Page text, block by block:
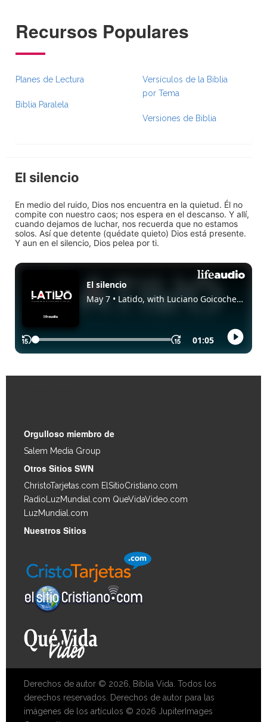
Recursos Populares
Planes de Lectura
Biblia Paralela
Versículos de la Biblia
por Tema
Versiones de Biblia
El silencio
En medio del ruido, Dios nos encuentra en la quietud. Él no
compite con nuestro caos; nos espera en el descanso. Y allí,
cuando dejamos de luchar, nos recuerda que no estamos
solos. Así que detente (quédate quieto) Dios está presente.
Y aun en el silencio, Dios pelea por ti.
Orgulloso miembro de
Salem Media Group
Otros Sitios SWN
ChristoTarjetas.com ElSitioCristiano.com
RadioLuzMundial.com QueVidaVideo.com
LuzMundial.com
Nuestros Sitios
Derechos de autor © 2026, Biblia Vida. Todos los
derechos reservados. Derechos de autor para las
imágenes de los artículos © 2026 JupiterImages